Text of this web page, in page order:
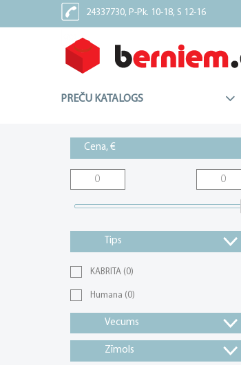
24337730, P-Pk. 10-18, S 12-16
24337227, Sv - Brīvdiena
PREČU KATALOGS
Cena, €
Tips
KABRITA (0)
Humana (0)
Vecums
Zīmols